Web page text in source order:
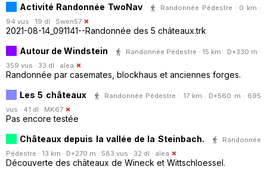
Activité Randonnée TwoNav
Randonnée Pédestre · 0 km ·
94 vus · 19 dl · Swen57
2021-08-14_091141--Randonnée des 5 châteaux.trk
Autour de Windstein
Randonnée Pédestre · 15 km · D+330 m ·
359 vus · 33 dl · alea
Randonnée par casemates, blockhaus et anciennes forges.
Les 5 châteaux
Randonnée Pédestre · 17 km · D+560 m · 695
vus · 41 dl · MK67
Pas encore testée
Châteaux depuis la vallée de la Steinbach.
Randonnée
Pédestre · 13 km · D+270 m · 583 vus · 32 dl · alea
Découverte des châteaux de Wineck et Wittschloessel.